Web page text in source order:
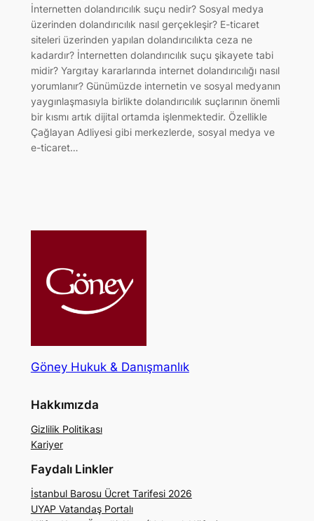
İnternetten dolandırıcılık suçu nedir? Sosyal medya
üzerinden dolandırıcılık nasıl gerçekleşir? E-ticaret
siteleri üzerinden yapılan dolandırıcılıkta ceza ne
kadardır? İnternetten dolandırıcılık suçu şikayete tabi
midir? Yargıtay kararlarında internet dolandırıcılığı nasıl
yorumlanır? Günümüzde internetin ve sosyal medyanın
yaygınlaşmasıyla birlikte dolandırıcılık suçlarının önemli
bir kısmı artık dijital ortamda işlenmektedir. Özellikle
Çağlayan Adliyesi gibi merkezlerde, sosyal medya ve
e-ticaret…
Göney Hukuk & Danışmanlık
Hakkımızda
Gizlilik Politikası
Kariyer
Faydalı Linkler
İstanbul Barosu Ücret Tarifesi 2026
UYAP Vatandaş Portalı